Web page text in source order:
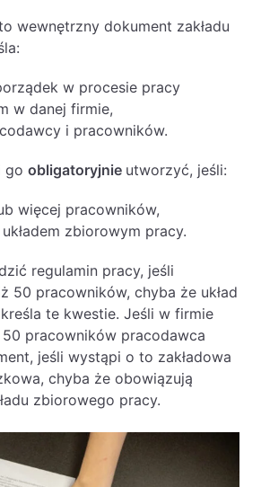
prawne
prawne dla spółek z
spółek
działalności IT
spółek
umów w obrocie
prawa handlowego
i pracy cudzoziemców
wewnętrzny dokument zakładu
w procesie pracy
w danej firmie,
i pracowników.
go obligatoryjnie utworzyć, jeśli:
więcej pracowników,
zbiorowym pracy.
regulamin pracy, jeśli
50 pracowników, chyba że układ
te kwestie. Jeśli w firmie
pracowników pracodawca
jeśli wystąpi o to zakładowa
chyba że obowiązują
zbiorowego pracy.